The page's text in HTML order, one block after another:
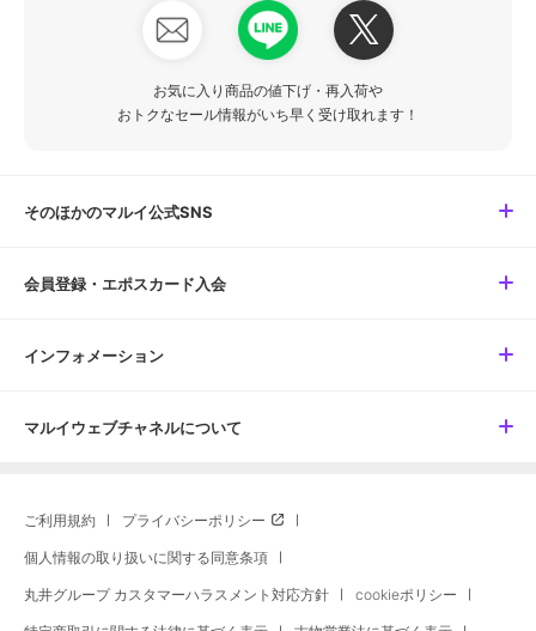
お気に入り商品の値下げ・再入荷や
おトクなセール情報がいち早く受け取れます！
そのほかのマルイ公式SNS
会員登録・エポスカード入会
インフォメーション
マルイウェブチャネルについて
ご利用規約 プライバシーポリシー
個人情報の取り扱いに関する同意条項
丸井グループ カスタマーハラスメント対応方針 cookieポリシー